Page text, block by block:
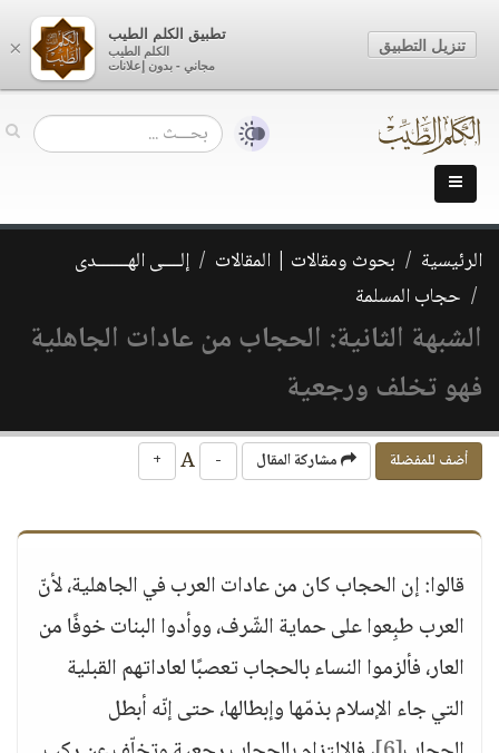
الرئيسية بحوث ومقالات | المقالات
إلــــى الهـــــــدى
حجاب المسلمة
الشبهة الثانية: الحجاب من عادات الجاهلية
فهو تخلف ورجعية
أضف للمفضلة مشاركة المقال -
+
قالوا: إن الحجاب كان من عادات العرب في الجاهلية، لأنّ
العرب طبِعوا على حماية الشّرف، ووأدوا البنات خوفًا من
العار، فألزموا النساء بالحجاب تعصبًا لعاداتهم القبلية
التي جاء الإسلام بذمّها وإبطالها، حتى إنّه أبطل
×
تطبيق الكلم الطيب
الكلم الطيب
مجاني - بدون إعلانات
تنزيل التطبيق